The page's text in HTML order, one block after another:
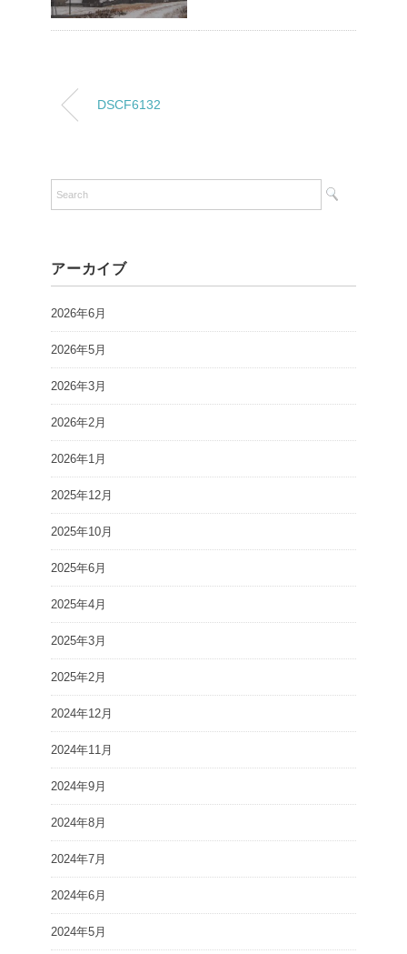
DSCF6132
アーカイブ
2026年6月
2026年5月
2026年3月
2026年2月
2026年1月
2025年12月
2025年10月
2025年6月
2025年4月
2025年3月
2025年2月
2024年12月
2024年11月
2024年9月
2024年8月
2024年7月
2024年6月
2024年5月